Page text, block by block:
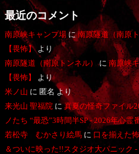
最近のコメント
南原峡キャンプ場 に南原隧道（南原
【畏怖】より
南原隧道（南原トンネル） に 南原峡
【畏怖】
より
米ノ山 に 匿名 より
来光山 聖福院 に真夏の怪奇ファイル
ノたち “最恐”3時間半SP - 2026年心
若松寺 むかさり絵馬 に 口を揃えた
＆ついに映った!!スタジオ大パニック -